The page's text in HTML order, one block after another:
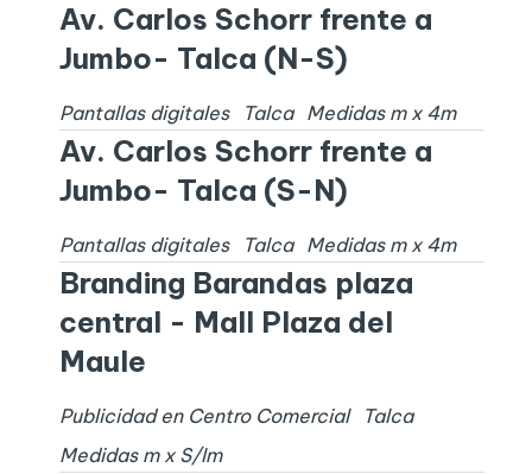
Av. Carlos Schorr frente a
Jumbo- Talca (N-S)
Pantallas digitales Talca Medidas m x 4m
Av. Carlos Schorr frente a
Jumbo- Talca (S-N)
Pantallas digitales Talca Medidas m x 4m
Branding Barandas plaza
central - Mall Plaza del
Maule
Publicidad en Centro Comercial
Talca
Medidas m x S/Im